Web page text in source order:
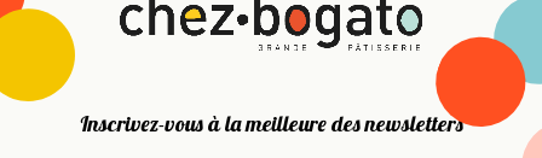
Inscrivez-vous à la meilleure des newsletters